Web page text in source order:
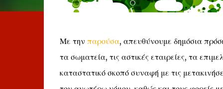
Με την παρούσα, απευθύνουμε δημόσια
τα σωματεία, τις αστικές εταιρείες, τα
καταστατικό σκοπό συναφή με τις